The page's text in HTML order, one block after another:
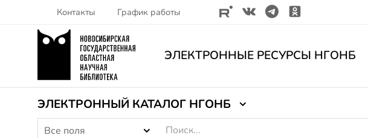
Контакты График работы
ЭЛЕКТРОННЫЕ РЕСУРСЫ НГОНБ
ЭЛЕКТРОННЫЙ КАТАЛОГ НГОНБ
Все поля